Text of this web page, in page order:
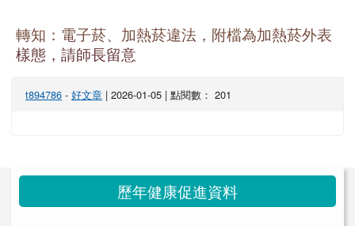
轉知：電子菸、加熱菸違法，附檔為加熱菸外表
樣態，請師長留意
t894786 - 好文章 | 2026-01-05 | 點閱數： 201
左邊區域內容歷年健康促進資料